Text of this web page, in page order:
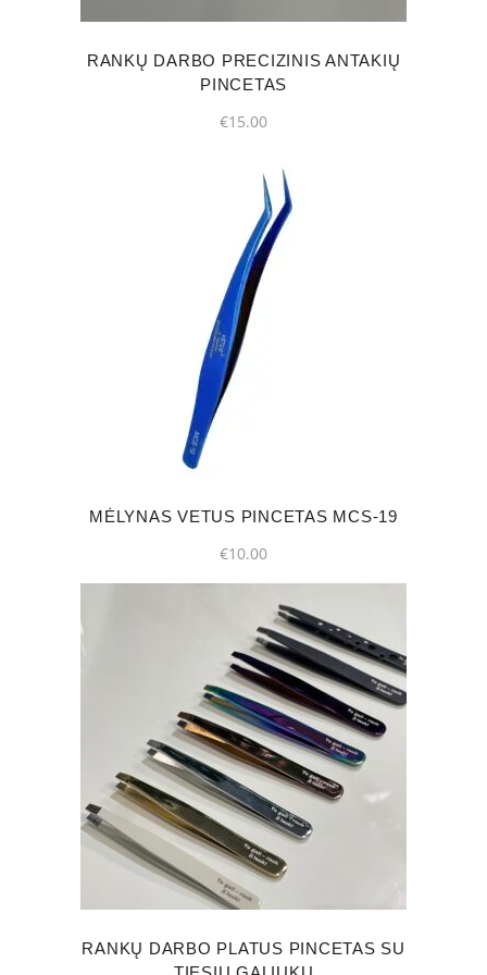
be
chosen
on
product
page
RANKŲ DARBO PRECIZINIS ANTAKIŲ
PINCETAS
€15.00
MĖLYNAS VETUS PINCETAS MCS-19
€10.00
This
product
has
multiple
variants.
The
options
be
RANKŲ DARBO PLATUS PINCETAS SU